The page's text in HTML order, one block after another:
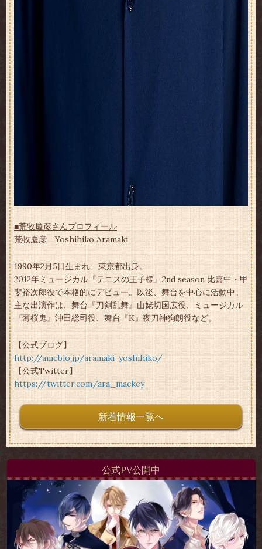
■荒牧慶彦さんプロフィール
荒牧慶彦 Yoshihiko Aramaki
1990年2月5日生まれ、東京都出身。
2012年ミュージカル『テニスの王子様』2nd season 比嘉中・甲
斐裕次郎役で本格的にデビュー。以後、舞台を中心に活動中。
主な出演作は、舞台『刀剣乱舞』山姥切国広役、ミュージカル
『薄桜鬼』沖田総司役、舞台『K』夜刀神狗朗役など。
【公式ブログ】
http://ameblo.jp/aramaki-yoshihiko/
【公式Twitter】
https://twitter.com/ara_mackey
新着情報一覧へ
公式PV公開中